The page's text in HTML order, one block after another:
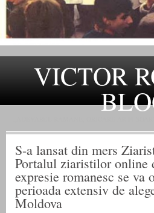
VICTOR
S-a lansat din mers
Portalul ziaristilor online
expresie romanesc se va
perioada extensiv de
Moldova